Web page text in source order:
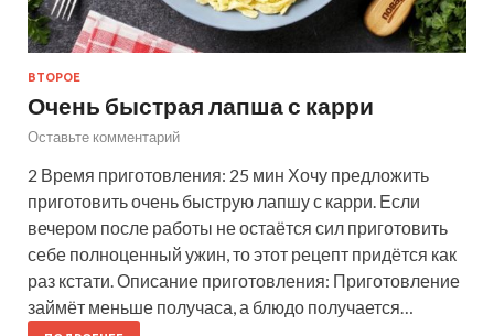
ВТОРОЕ
Очень быстрая лапша с карри
Оставьте комментарий
2 Время приготовления: 25 мин Хочу предложить
приготовить очень быструю лапшу с карри. Если
вечером после работы не остаётся сил приготовить
себе полноценный ужин, то этот рецепт придётся как
раз кстати. Описание приготовления: Приготовление
займёт меньше получаса, а блюдо получается…